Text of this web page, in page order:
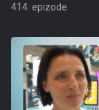
414. epizode